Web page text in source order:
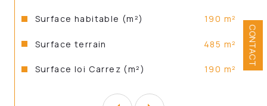
CONTACT
Surface habitable (m²) 190 m²
surface terrain 485 m²
Surface loi Carrez (m²) 190 m²
Grande grange attenante offrant de
d’aménagement